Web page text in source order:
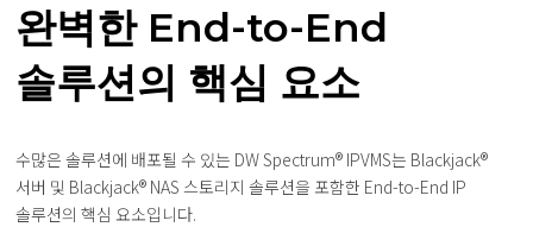
완벽한 End-to-End
솔루션의 핵심 요소
수많은 솔루션에 배포될 수 있는 DW Spectrum® IPVMS는 Blackjack®
서버 및 Blackjack® NAS 스토리지 솔루션을 포함한 End-to-End IP
솔루션의 핵심 요소입니다.